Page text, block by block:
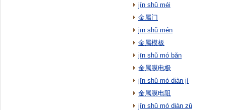
jīn shǔ méi
金属门
jīn shǔ mén
金属模板
jīn shǔ mó bǎn
金属膜电极
jīn shǔ mó diàn jí
金属膜电阻
jīn shǔ mó diàn zǔ